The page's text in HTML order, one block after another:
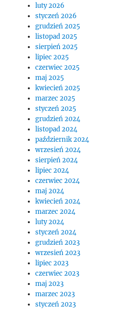
luty 2026
styczeń 2026
grudzień 2025
listopad 2025
sierpień 2025
lipiec 2025
czerwiec 2025
maj 2025
kwiecień 2025
marzec 2025
styczeń 2025
grudzień 2024
listopad 2024
październik 2024
wrzesień 2024
sierpień 2024
lipiec 2024
czerwiec 2024
maj 2024
kwiecień 2024
marzec 2024
luty 2024
styczeń 2024
grudzień 2023
wrzesień 2023
lipiec 2023
czerwiec 2023
maj 2023
marzec 2023
styczeń 2023